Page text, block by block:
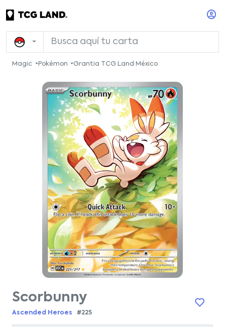
Magic Pokémon Grantia TCG Land México
Scorbunny
Ascended Heroes #225